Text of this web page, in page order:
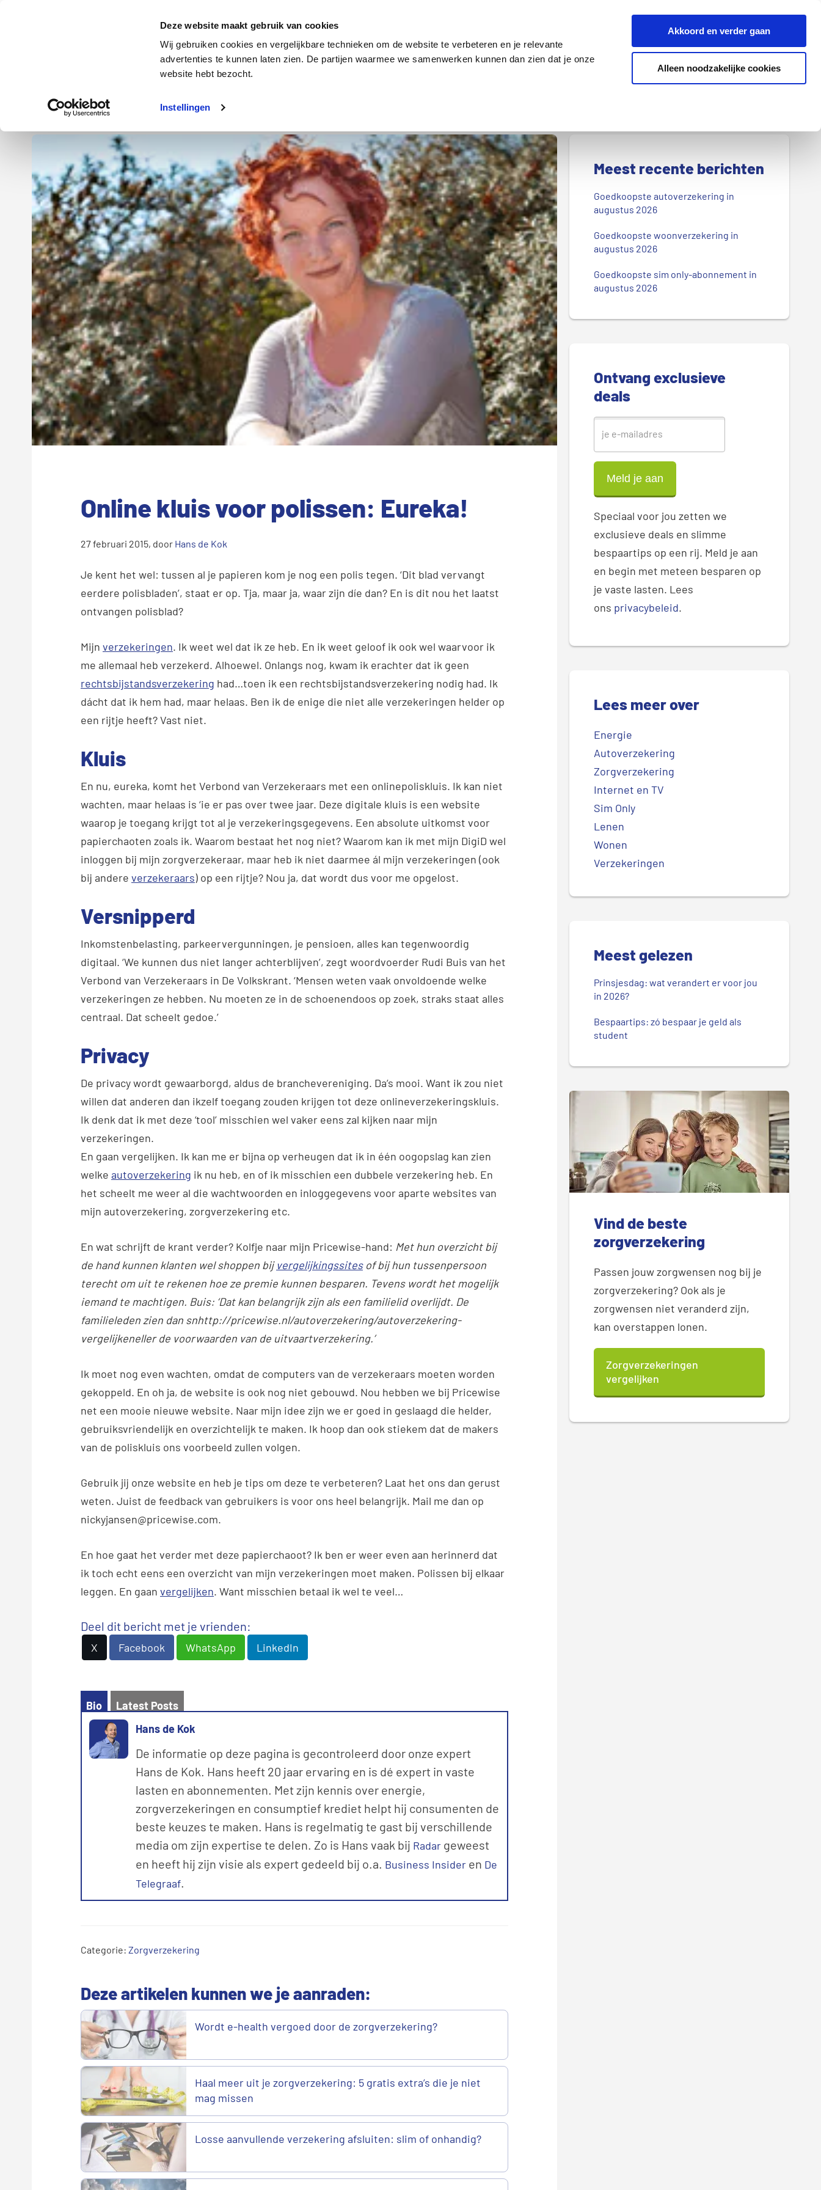
Deze website maakt gebruik van cookies
Wij gebruiken cookies en vergelijkbare technieken om de website te verbeteren en je relevante
advertenties te kunnen laten zien. De partijen waarmee we samenwerken kunnen dan zien dat je onze
website hebt bezocht.
Instellingen
Akkoord en verder gaan
Alleen noodzakelijke cookies
Energie Verzekeringen Internet en tv
Z
e
k
d
n
b
o
g
.
.
Energie Autoverzekering
Online kluis voor polissen: Eureka!
27 februari 2015, door Hans de Kok
Je kent het wel: tussen al je papieren kom je nog een polis tegen. ‘Dit blad vervangt
eerdere polisbladen’, staat er op. Tja, maar ja, waar zijn díe dan? En is dit nou het laatst
ontvangen polisblad?
Mijn verzekeringen. Ik weet wel dat ik ze heb. En ik weet geloof ik ook wel waarvoor ik
me allemaal heb verzekerd. Alhoewel. Onlangs nog, kwam ik erachter dat ik geen
rechtsbijstandsverzekering had…toen ik een rechtsbijstandsverzekering nodig had. Ik
dácht dat ik hem had, maar helaas. Ben ik de enige die niet alle verzekeringen helder op
een rijtje heeft? Vast niet.
Kluis
En nu, eureka, komt het Verbond van Verzekeraars met een onlinepoliskluis. Ik kan niet
wachten, maar helaas is ‘ie er pas over twee jaar. Deze digitale kluis is een website
waarop je toegang krijgt tot al je verzekeringsgegevens. Een absolute uitkomst voor
papierchaoten zoals ik. Waarom bestaat het nog niet? Waarom kan ik met mijn DigiD wel
inloggen bij mijn zorgverzekeraar, maar heb ik niet daarmee ál mijn verzekeringen (ook
bij andere verzekeraars) op een rijtje? Nou ja, dat wordt dus voor me opgelost.
Versnipperd
Inkomstenbelasting, parkeervergunningen, je pensioen, alles kan tegenwoordig
digitaal. ‘We kunnen dus niet langer achterblijven’, zegt woordvoerder Rudi Buis van het
Verbond van Verzekeraars in De Volkskrant. ‘Mensen weten vaak onvoldoende welke
verzekeringen ze hebben. Nu moeten ze in de schoenendoos op zoek, straks staat alles
centraal. Dat scheelt gedoe.’
Privacy
De privacy wordt gewaarborgd, aldus de branchevereniging. Da’s mooi. Want ik zou niet
willen dat anderen dan ikzelf toegang zouden krijgen tot deze onlineverzekeringskluis.
Ik denk dat ik met deze ‘tool’ misschien wel vaker eens zal kijken naar mijn
verzekeringen.
En gaan vergelijken. Ik kan me er bijna op verheugen dat ik in één oogopslag kan zien
welke autoverzekering ik nu heb, en of ik misschien een dubbele verzekering heb. En
het scheelt me weer al die wachtwoorden en inloggegevens voor aparte websites van
mijn autoverzekering, zorgverzekering etc.
En wat schrijft de krant verder? Kolfje naar mijn Pricewise-hand: Met hun overzicht bij
de hand kunnen klanten wel shoppen bijvergelijkingssitesof bij hun tussenpersoon
terecht om uit te rekenen hoe ze premie kunnen besparen. Tevens wordt het mogelijk
iemand te machtigen. Buis: ‘Dat kan belangrijk zijn als een familielid overlijdt. De
familieleden zien dan snhttp://pricewise.nl/autoverzekering/autoverzekering-
vergelijkeneller de voorwaarden van de uitvaartverzekering.’
Ik moet nog even wachten, omdat de computers van de verzekeraars moeten worden
gekoppeld. En oh ja, de website is ook nog niet gebouwd. Nou hebben we bij Pricewise
net een mooie nieuwe website. Naar mijn idee zijn we er goed in geslaagd die helder,
gebruiksvriendelijk en overzichtelijk te maken. Ik hoop dan ook stiekem dat de makers
van de poliskluis ons voorbeeld zullen volgen.
Gebruik jij onze website en heb je tips om deze te verbeteren? Laat het ons dan gerust
weten. Juist de feedback van gebruikers is voor ons heel belangrijk. Mail me dan op
nickyjansen@pricewise.com.
En hoe gaat het verder met deze papierchaoot? Ik ben er weer even aan herinnerd dat
ik toch echt eens een overzicht van mijn verzekeringen moet maken. Polissen bij elkaar
leggen. En gaan vergelijken. Want misschien betaal ik wel te veel…
Deel dit bericht met je vrienden:
X Facebook WhatsApp LinkedIn
Bio
Latest Posts
Hans de Kok
De informatie op deze pagina is gecontroleerd door onze expert
Hans de Kok. Hans heeft 20 jaar ervaring en is dé expert in vaste
lasten en abonnementen. Met zijn kennis over energie,
zorgverzekeringen en consumptief krediet helpt hij consumenten de
beste keuzes te maken. Hans is regelmatig te gast bij verschillende
media om zijn expertise te delen. Zo is Hans vaak bij Radar geweest
en heeft hij zijn visie als expert gedeeld bij o.a. Business Insider en De
Telegraaf.
Categorie: Zorgverzekering
Deze artikelen kunnen we je aanraden:
Wordt e-health vergoed door de zorgverzekering?
Haal meer uit je zorgverzekering: 5 gratis extra’s die je niet
mag missen
Losse aanvullende verzekering afsluiten: slim of onhandig?
P
e
Meest recente berichten
Goedkoopste autoverzekering in
augustus 2026
Goedkoopste woonverzekering in
augustus 2026
Goedkoopste sim only-abonnement in
augustus 2026
Ontvang exclusieve
deals
Speciaal voor jou zetten we
exclusieve deals en slimme
bespaartips op een rij. Meld je aan
en begin met meteen besparen op
je vaste lasten. Lees
ons privacybeleid.
Lees meer over
Energie
Autoverzekering
Zorgverzekering
Internet en TV
Sim Only
Lenen
Wonen
Verzekeringen
Meest gelezen
Prinsjesdag: wat verandert er voor jou
in 2026?
Bespaartips: zó bespaar je geld als
student
Vind de beste
zorgverzekering
Passen jouw zorgwensen nog bij je
zorgverzekering? Ook als je
zorgwensen niet veranderd zijn,
kan overstappen lonen.
Zorgverzekeringen
vergelijken